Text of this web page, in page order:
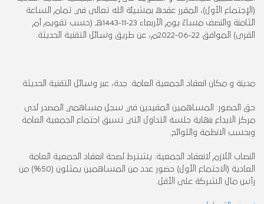
(الإجتماع الأول)، المقرر عقده بمشيئة الله تعالى في تمام الساعة
الثامنة والنصف مساءً يوم الأربعاء 23-11-1443هـ (حسب تقويم أم
القرى) الموافق 22-06-2022م، عن طريق وسائل التقنية الحديثة.
مدينة و مكان انعقاد الجمعية العامة: جدة، عبر وسائل التقنية الحديثة
حق الحضور: المساهمين المقيدين في سجل مساهمي المصدر لدى
مركز الايداع بنهاية جلسة التداول التي تسبق اجتماع الجمعية العامة
وبحسب الانظمة واللوائح.
النصاب اللازم لانعقاد الجمعية: يشترط لصحة انعقاد الجمعية العامة
العادية (الاجتماع الأول) حضور عدد من المساهمين يمثلون (50%) من
رأس مال الشركة على الأقل.